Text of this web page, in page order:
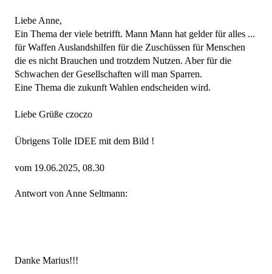
Liebe Anne,
Ein Thema der viele betrifft. Mann Mann hat gelder für alles ...
für Waffen Auslandshilfen für die Zuschüssen für Menschen
die es nicht Brauchen und trotzdem Nutzen. Aber für die
Schwachen der Gesellschaften will man Sparren.
Eine Thema die zukunft Wahlen endscheiden wird.
Liebe Grüße czoczo
Übrigens Tolle IDEE mit dem Bild !
vom 19.06.2025, 08.30
Antwort von Anne Seltmann:
Danke Marius!!!